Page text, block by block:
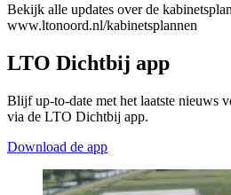
Bekijk alle updates over de
www.ltonoord.nl/kabinetsplannen
LTO Dichtbij app
Blijf up-to-date met het laatste nieuws
via de LTO Dichtbij app.
Download de app